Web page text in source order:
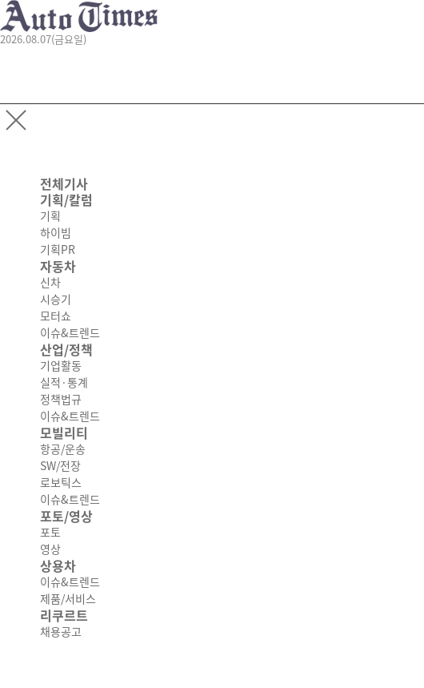
2026.08.07(금요일)
전체기사
기획/칼럼
기획
하이빔
기획PR
자동차
신차
시승기
모터쇼
이슈&트렌드
산업/정책
기업활동
실적·통계
정책법규
이슈&트렌드
모빌리티
항공/운송
SW/전장
로보틱스
이슈&트렌드
포토/영상
포토
영상
상용차
이슈&트렌드
제품/서비스
리쿠르트
채용공고